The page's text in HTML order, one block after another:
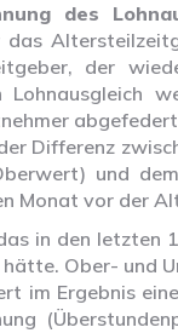
des
das
der
Differenz
und
Monat vor der
in den letzten
Ober- und
im Ergebnis